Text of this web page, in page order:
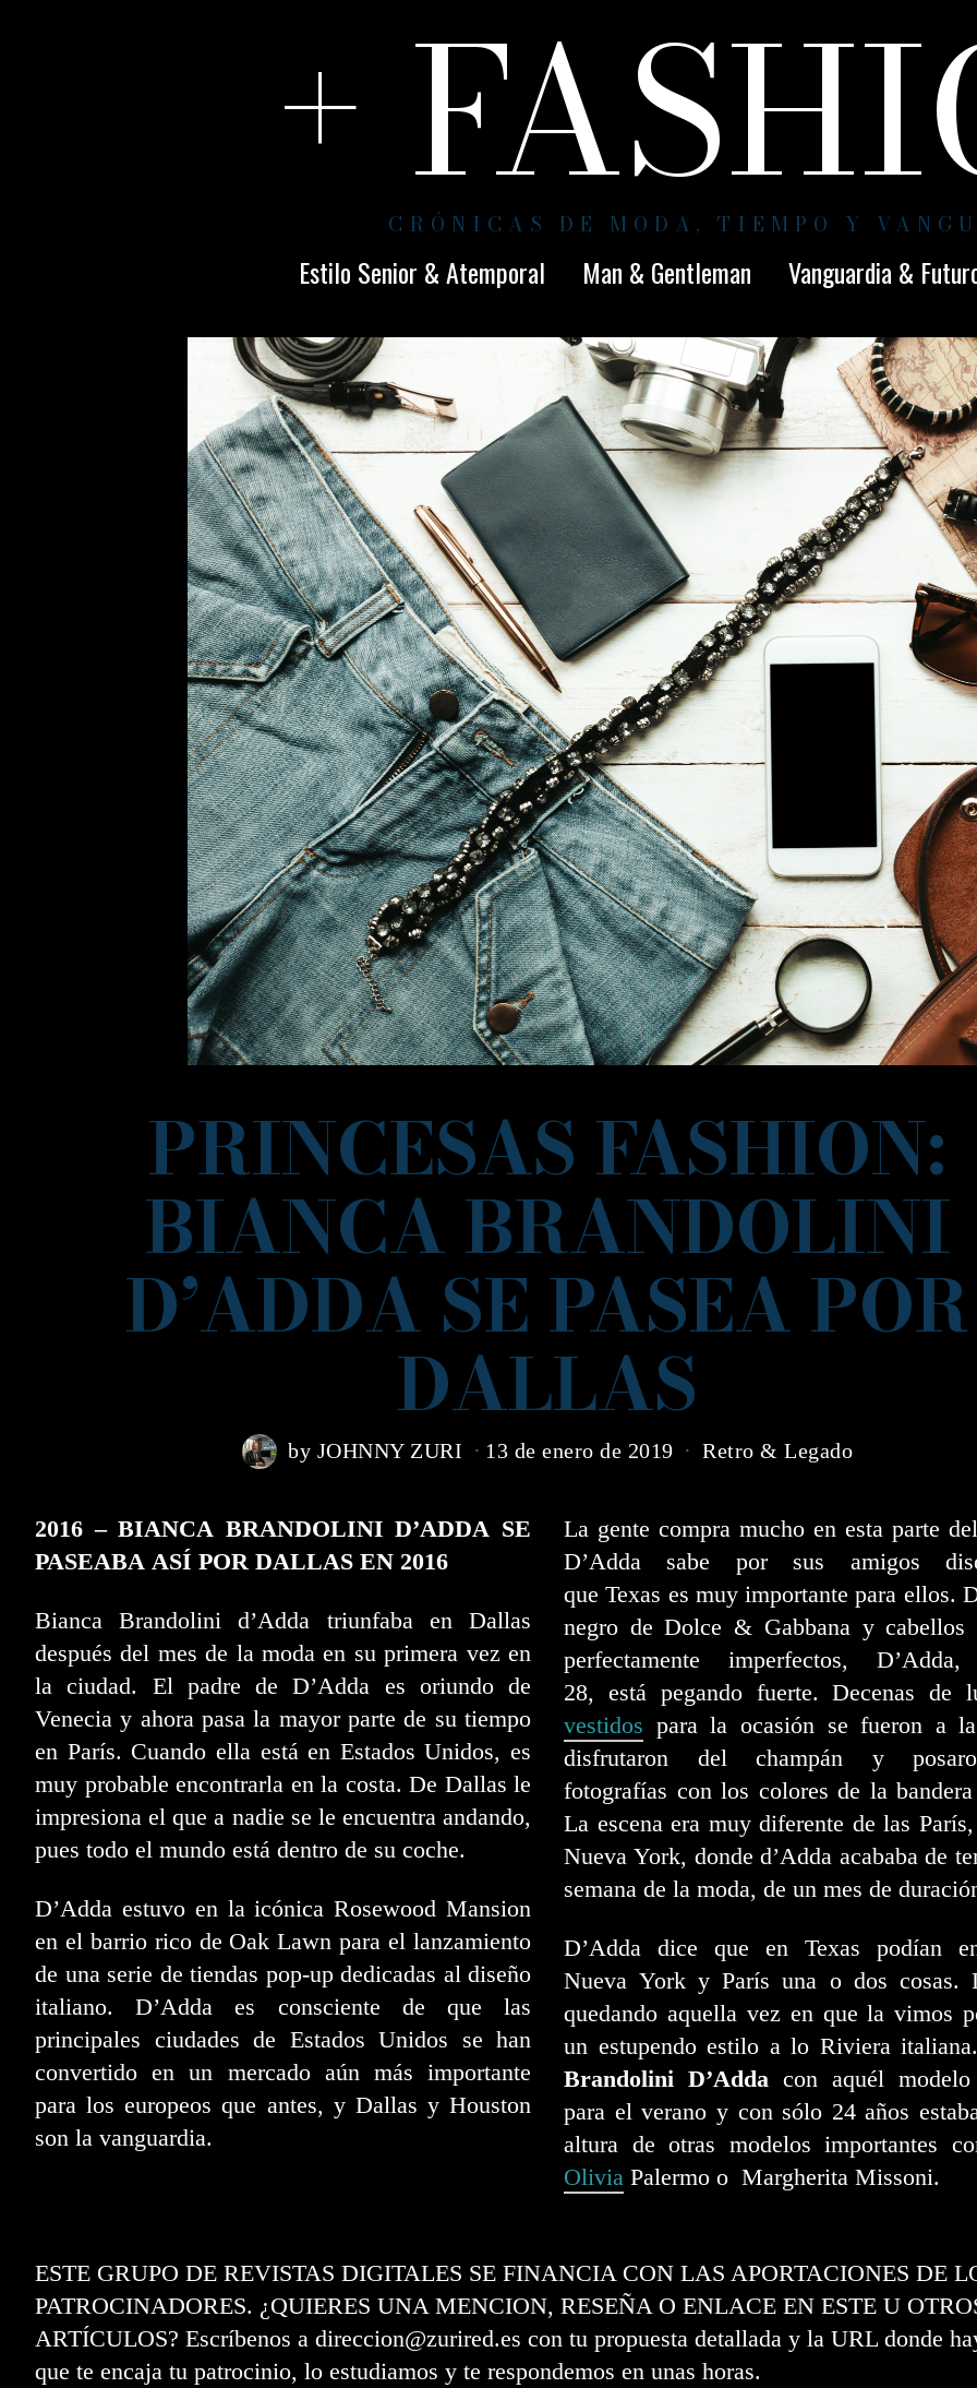
+CRÓNICAS DE MODA, TIEMPO Y
Estilo Senior & Atemporal Man & Gentleman Vanguardia &
PRINCESAS FASHION:
BIANCA BRANDOLINI
D’ADDA SE PASEA POR
DALLAS
by JOHNNY ZURI 13 de enero de 2019 Retro & Legado
2016 – BIANCA BRANDOLINI D’ADDA SE
PASEABA ASÍ POR DALLAS EN 2016
Bianca Brandolini d’Adda triunfaba en Dallas
después del mes de la moda en su primera vez en
la ciudad. El padre de D’Adda es oriundo de
Venecia y ahora pasa la mayor parte de su tiempo
en París. Cuando ella está en Estados Unidos, es
muy probable encontrarla en la costa. De Dallas le
impresiona el que a nadie se le encuentra andando,
pues todo el mundo está dentro de su coche.
D’Adda estuvo en la icónica Rosewood Mansion
en el barrio rico de Oak Lawn para el lanzamiento
de una serie de tiendas pop-up dedicadas al diseño
italiano. D’Adda es consciente de que las
principales ciudades de Estados Unidos se han
convertido en un mercado aún más importante
para los europeos que antes, y Dallas y Houston
son la vanguardia.
La gente compra mucho en esta parte
D’Adda sabe por sus amigos
que Texas es muy importante para ellos.
negro de Dolce & Gabbana y cabellos
perfectamente imperfectos,
28, está pegando fuerte. Decenas de
vestidos para la ocasión se fueron a
disfrutaron del champán y
fotografías con los colores de la
La escena era muy diferente de las
Nueva York, donde d’Adda acababa de
semana de la moda, de un mes de
D’Adda dice que en Texas podían
Nueva York y París una o dos cosas.
quedando aquella vez en que la vimos
un estupendo estilo a lo Riviera
Brandolini D’Adda con aquél
para el verano y con sólo 24 años
altura de otras modelos importantes
Olivia Palermo o Margherita Missoni.
ESTE GRUPO DE REVISTAS DIGITALES SE FINANCIA CON LAS APORTACIONES DE
PATROCINADORES. ¿QUIERES UNA MENCION, RESEÑA O ENLACE EN ESTE U
ARTÍCULOS? Escríbenos a direccion@zurired.es con tu propuesta detallada y la URL donde
que te encaja tu patrocinio, lo estudiamos y te respondemos en unas horas.